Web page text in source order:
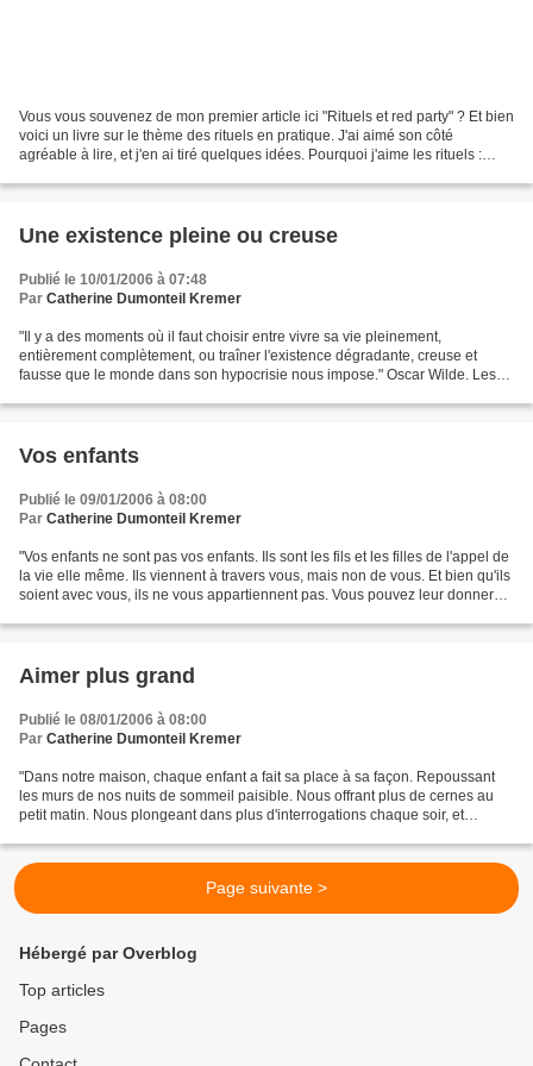
Vous vous souvenez de mon premier article ici "Rituels et red party" ? Et bien
voici un livre sur le thème des rituels en pratique. J'ai aimé son côté
agréable à lire, et j'en ai tiré quelques idées. Pourquoi j'aime les rituels :
Une existence pleine ou creuse
Publié le 10/01/2006 à 07:48
Par Catherine Dumonteil Kremer
"Il y a des moments où il faut choisir entre vivre sa vie pleinement,
entièrement complètement, ou traîner l'existence dégradante, creuse et
fausse que le monde dans son hypocrisie nous impose." Oscar Wilde. Les
Vos enfants
Publié le 09/01/2006 à 08:00
Par Catherine Dumonteil Kremer
"Vos enfants ne sont pas vos enfants. Ils sont les fils et les filles de l'appel de
la vie elle même. Ils viennent à travers vous, mais non de vous. Et bien qu'ils
soient avec vous, ils ne vous appartiennent pas. Vous pouvez leur donner
Aimer plus grand
Publié le 08/01/2006 à 08:00
Par Catherine Dumonteil Kremer
"Dans notre maison, chaque enfant a fait sa place à sa façon. Repoussant
les murs de nos nuits de sommeil paisible. Nous offrant plus de cernes au
petit matin. Nous plongeant dans plus d'interrogations chaque soir, et
Page suivante >
Hébergé par Overblog
Top articles
Pages